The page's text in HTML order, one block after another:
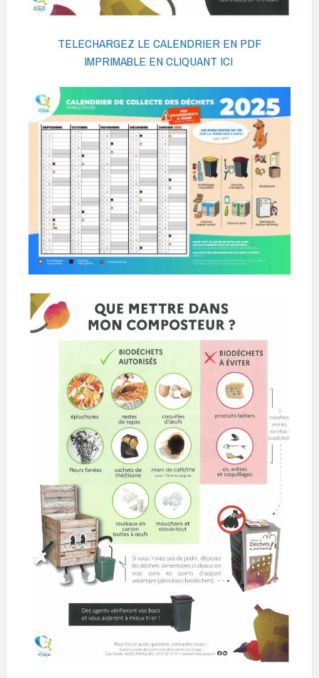
TELECHARGEZ LE CALENDRIER EN PDF
IMPRIMABLE EN CLIQUANT ICI